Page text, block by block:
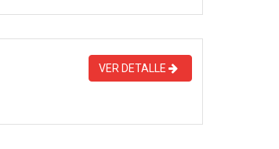
VER DETALLE